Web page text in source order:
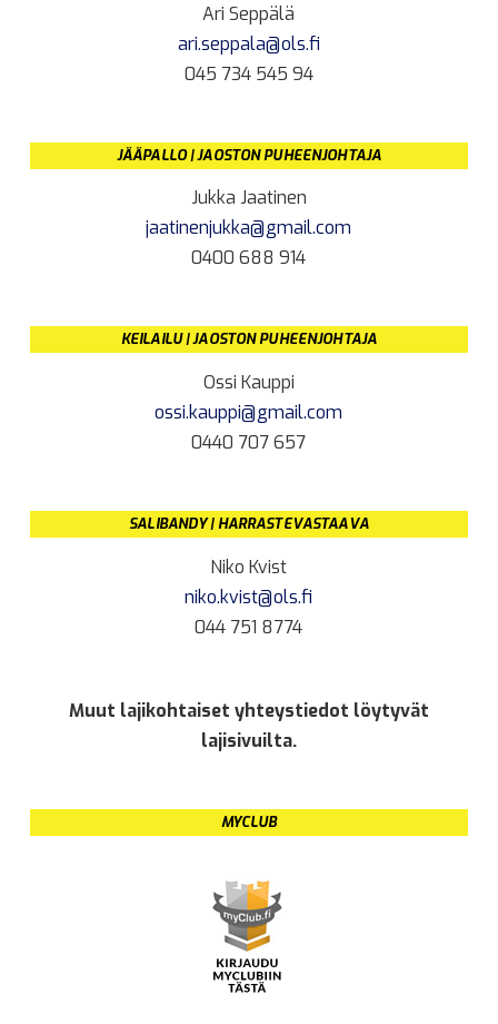
Ari Seppälä
ari.seppala@ols.fi
045 734 545 94
JÄÄPALLO | JAOSTON PUHEENJOHTAJA
Jukka Jaatinen
jaatinenjukka@gmail.com
0400 688 914
KEILAILU | JAOSTON PUHEENJOHTAJA
Ossi Kauppi
ossi.kauppi@gmail.com
0440 707 657
SALIBANDY | HARRASTEVASTAAVA
Niko Kvist
niko.kvist@ols.fi
044 751 8774
Muut lajikohtaiset yhteystiedot löytyvät
lajisivuilta.
MYCLUB